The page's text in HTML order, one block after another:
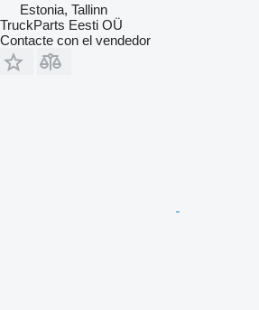
Estonia, Tallinn
TruckParts Eesti OÜ
Contacte con el vendedor